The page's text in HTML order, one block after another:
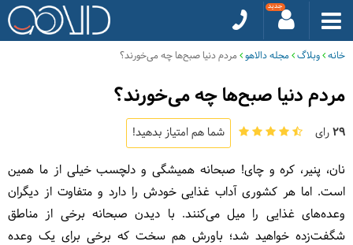
خانه وبلاگ مجله دالاهو مردم دنیا صبح‌ها چه می‌خورند؟
مردم دنیا صبح‌ها چه می‌خورند؟
29رای شما هم امتیاز بدهید!
نان، پنیر، کره و چای! صبحانه همیشگی و دلچسب خیلی از ما همین
است. اما هر کشوری آداب غذایی خودش را دارد و متفاوت از دیگران
وعده‌‌های غذایی را میل می‌کنند. با دیدن صبحانه برخی از مناطق
شگفت‌زده خواهید شد؛ باورش هم سخت که برخی برای یک وعده